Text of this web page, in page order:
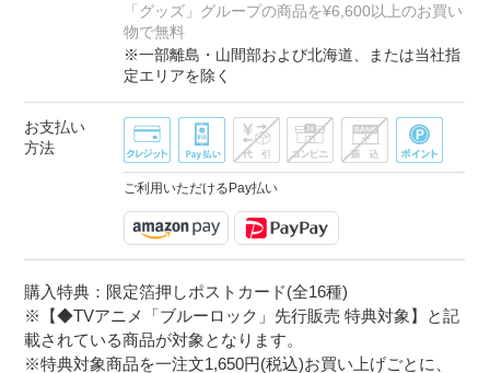
「グッズ」グループの商品を¥6,600以上のお買い
物で無料
※一部離島・山間部および北海道、または当社指
定エリアを除く
お支払い
方法
ご利用いただけるPay払い
購入特典：限定箔押しポストカード(全16種)
※【◆TVアニメ「ブルーロック」先行販売 特典対象】と記
載されている商品が対象となります。
※特典対象商品を一注文1,650円(税込)お買い上げごとに、